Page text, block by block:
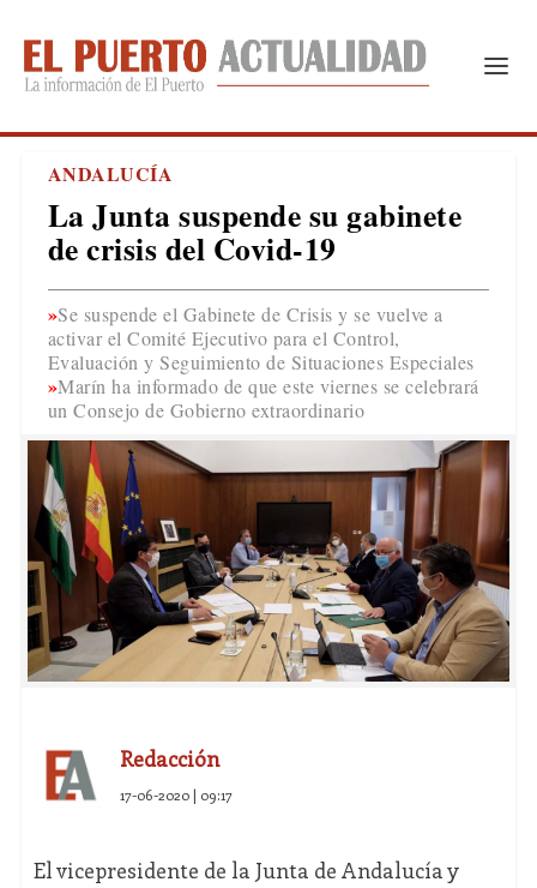
ANDALUCÍA
La Junta suspende su gabinete
de crisis del Covid-19
Se suspende el Gabinete de Crisis y se vuelve a
activar el Comité Ejecutivo para el Control,
Evaluación y Seguimiento de Situaciones Especiales
Marín ha informado de que este viernes se celebrará
un Consejo de Gobierno extraordinario
Redacción
17-06-2020 | 09:17
El vicepresidente de la Junta de Andalucía y